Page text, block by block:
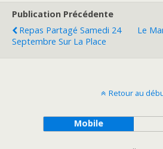
Publication Précédente
Repas Partagé Samedi 24
Septembre Sur La Place
Le
Retour au
Mobile